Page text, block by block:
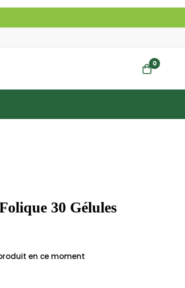
0
30 Gélules
en ce moment